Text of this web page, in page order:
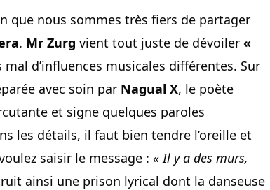
que nous sommes très fiers de partager
. Mr Zurg vient tout juste de dévoiler «
d’influences musicales différentes. Sur
avec soin par Nagual X, le poète
et signe quelques paroles
les détails, il faut bien tendre l’oreille et
saisir le message : « Il y a des murs,
ainsi une prison lyrical dont la danseuse